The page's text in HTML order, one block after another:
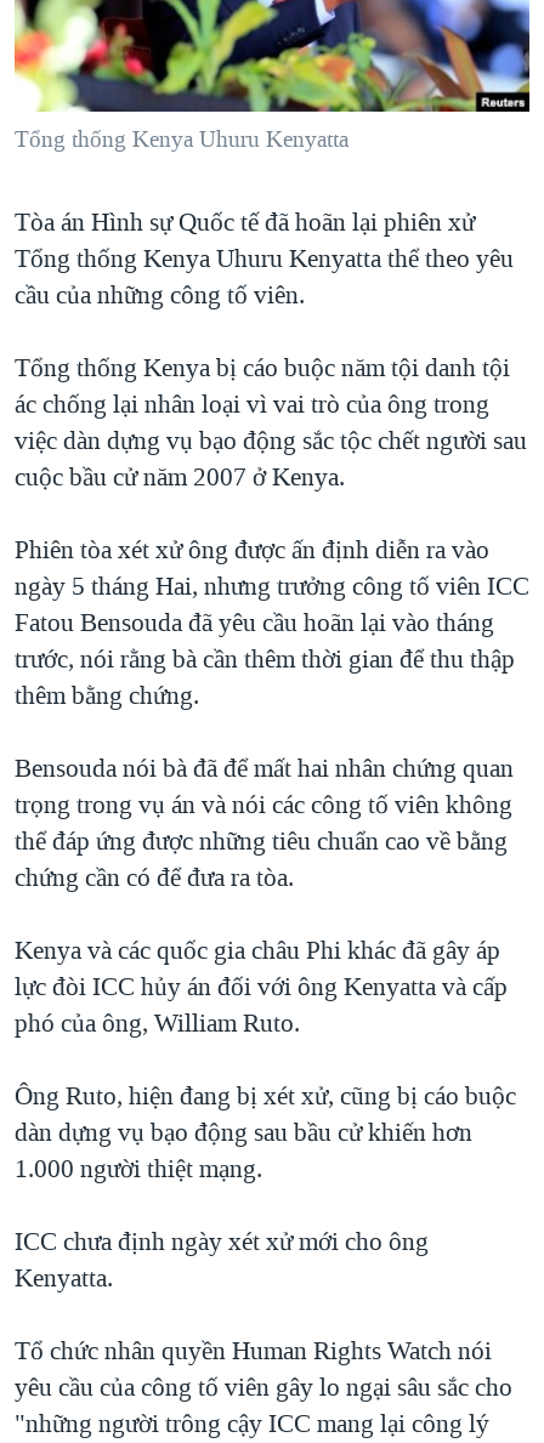
"Tìm"NGƯỜI VIỆT HẢI NGOẠI
ĐỜI SỐNG
KINH TẾ
KHOA HỌC
VĂN HOÁ
THỂ THAO
TẠI
HÀNH TRÌNH BẦU CỬ 2024
MỘT NĂM CHIẾN TRANH TẠI DẢI GAZA
GIẢI MÃ VÀNH ĐAI & CON ĐƯỜNG
TRỊNH VĨNH BÌNH - NGƯỜI HẠ 'BÊN THẮNG CUỘC'
GROUND ZERO – XƯA VÀ NAY
CHI PHÍ CHIẾN TRANH AFGHANISTAN
CÁC GIÁ TRỊ CỘNG HÒA Ở VIỆT NAM
THƯỢNG ĐỈNH TRUMP-KIM TẠI VIỆT NAM
TRỊNH VĨNH BÌNH VS. CHÍNH PHỦ VIỆT NAM
NGƯ DÂN VIỆT VÀ LÀN SÓNG TRỘM HẢI SÂM
QUAN HỆ VIỆT MỸ
VIDEO
NGHE
MẠNG XÃ HỘI
Ngôn ngữ khác
Tổng thống Kenya Uhuru Kenyatta
Tòa án Hình sự Quốc tế đã hoãn lại phiên xử
Tổng thống Kenya Uhuru Kenyatta thể theo yêu
cầu của những công tố viên.
Tổng thống Kenya bị cáo buộc năm tội danh tội
ác chống lại nhân loại vì vai trò của ông trong
việc dàn dựng vụ bạo động sắc tộc chết người sau
cuộc bầu cử năm 2007 ở Kenya.
Phiên tòa xét xử ông được ấn định diễn ra vào
ngày 5 tháng Hai, nhưng trưởng công tố viên ICC
Fatou Bensouda đã yêu cầu hoãn lại vào tháng
trước, nói rằng bà cần thêm thời gian để thu thập
thêm bằng chứng.
Bensouda nói bà đã để mất hai nhân chứng quan
trọng trong vụ án và nói các công tố viên không
thể đáp ứng được những tiêu chuẩn cao về bằng
chứng cần có để đưa ra tòa.
Kenya và các quốc gia châu Phi khác đã gây áp
lực đòi ICC hủy án đối với ông Kenyatta và cấp
phó của ông, William Ruto.
Ông Ruto, hiện đang bị xét xử, cũng bị cáo buộc
dàn dựng vụ bạo động sau bầu cử khiến hơn
1.000 người thiệt mạng.
ICC chưa định ngày xét xử mới cho ông
Kenyatta.
Tổ chức nhân quyền Human Rights Watch nói
yêu cầu của công tố viên gây lo ngại sâu sắc cho
"những người trông cậy ICC mang lại công lý